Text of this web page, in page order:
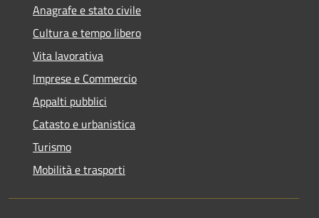
Anagrafe e stato civile
Cultura e tempo libero
Vita lavorativa
Imprese e Commercio
Appalti pubblici
Catasto e urbanistica
Turismo
Mobilità e trasporti